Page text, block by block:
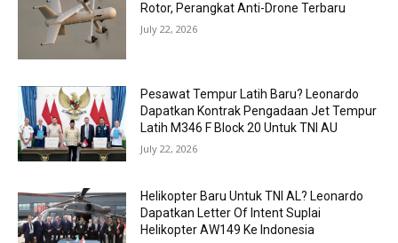
Rotor, Perangkat Anti-Drone Terbaru
July 22, 2026
Pesawat Tempur Latih Baru? Leonardo
Dapatkan Kontrak Pengadaan Jet Tempur
Latih M346 F Block 20 Untuk TNI AU
July 22, 2026
Helikopter Baru Untuk TNI AL? Leonardo
Dapatkan Letter Of Intent Suplai
Helikopter AW149 Ke Indonesia